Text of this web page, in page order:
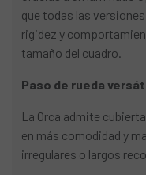
que todas las
rigidez y
tamaño del cuadro.
Paso de rueda
La Orca admite
en más comodidad y
irregulares o largos